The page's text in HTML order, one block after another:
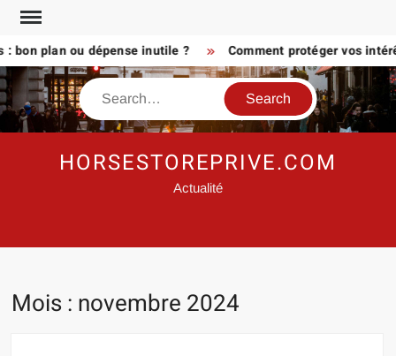
Skip
content
plan ou dépense inutile ? Comment protéger vos intérêts
Search
HORSESTOREPRIVE.COM
Actualité
Mois : novembre 2024